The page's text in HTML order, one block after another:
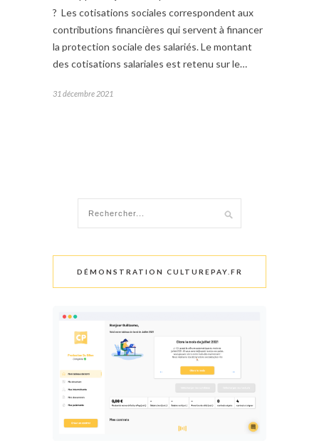
? Les cotisations sociales correspondent aux
contributions financières qui servent à financer
la protection sociale des salariés. Le montant
des cotisations salariales est retenu sur le…
31 décembre 2021
DÉMONSTRATION CULTUREPAY.FR